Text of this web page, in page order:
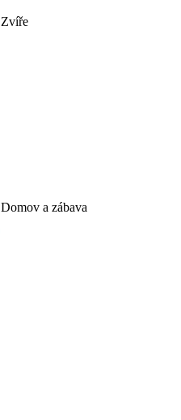
Zvíře
Domov a zábava